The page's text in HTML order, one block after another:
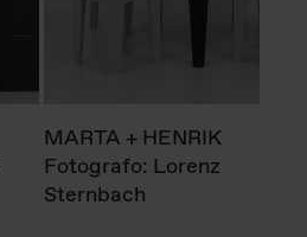
MARTA + HENRIK
Fotografo: Lorenz
Sternbach